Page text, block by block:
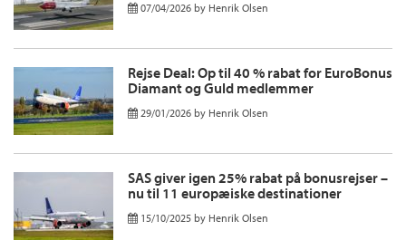
07/04/2026 by Henrik Olsen
Rejse Deal: Op til 40 % rabat for EuroBonus
Diamant og Guld medlemmer
29/01/2026 by Henrik Olsen
SAS giver igen 25% rabat på bonusrejser –
nu til 11 europæiske destinationer
15/10/2025 by Henrik Olsen